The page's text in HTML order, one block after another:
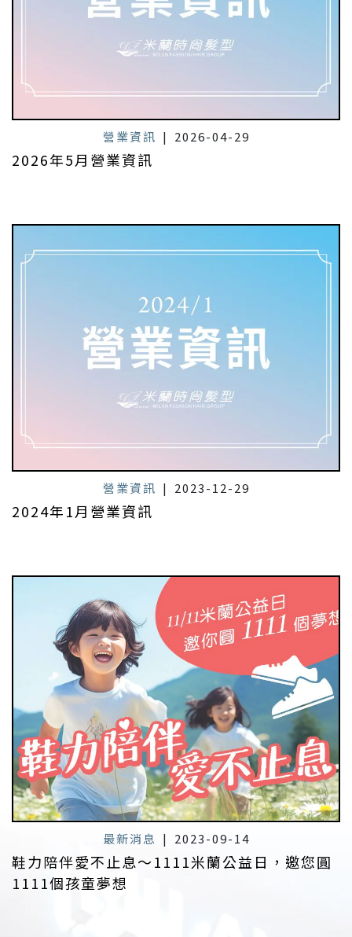
營業資訊 | 2026-04-29
2026年5月營業資訊
營業資訊 | 2023-12-29
2024年1月營業資訊
最新消息 | 2023-09-14
鞋力陪伴愛不止息～1111米蘭公益日，邀您圓
1111個孩童夢想